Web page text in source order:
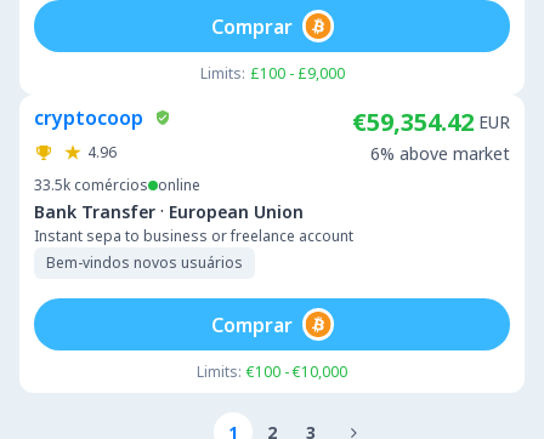
Limits: £100 - £9,000
Comprar
cryptocoop
4.96
33.5k comércios online
Bank Transfer · European Union
Instant sepa to business or freelance account
Bem-vindos novos usuários
€59,354.42 EUR
6% above market
Limits: €100 - €10,000
Comprar
1 2 3 